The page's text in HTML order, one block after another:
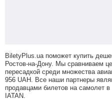
BiletyPlus.ua поможет купить
Ростов-на-Дону. Мы сравниваем
пересадкой среди множества
956 UAH . Все наши партнеры
продавцами билетов на самолет
IATAN.